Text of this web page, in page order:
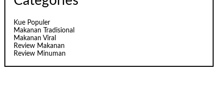
Kue Populer
Makanan Tradisional
Makanan Viral
Review Makanan
Review Minuman